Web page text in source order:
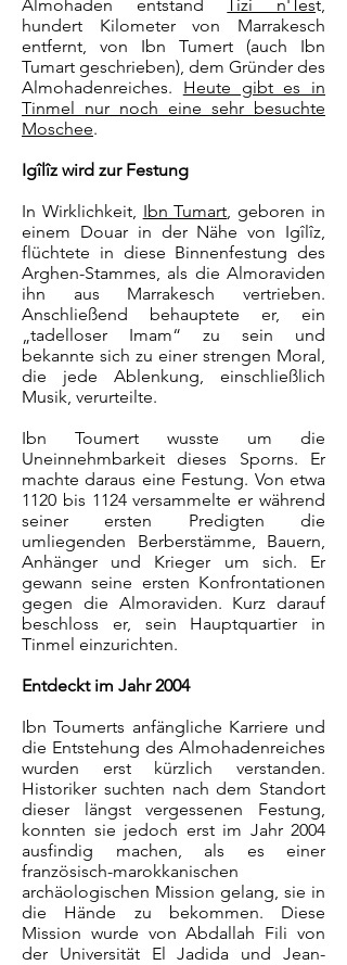
Almohaden entstand Tizi n'Test,
hundert Kilometer von Marrakesch
entfernt, von Ibn Tumert (auch Ibn
Tumart geschrieben), dem Gründer des
Almohadenreiches. Heute gibt es in
Tinmel nur noch eine sehr besuchte
Moschee.
Igîlîz wird zur Festung
In Wirklichkeit, Ibn Tumart, geboren in
einem Douar in der Nähe von Igîlîz,
flüchtete in diese Binnenfestung des
Arghen-Stammes, als die Almoraviden
ihn aus Marrakesch vertrieben.
Anschließend behauptete er, ein
„tadelloser Imam“ zu sein und
bekannte sich zu einer strengen Moral,
die jede Ablenkung, einschließlich
Musik, verurteilte.
Ibn Toumert wusste um die
Uneinnehmbarkeit dieses Sporns. Er
machte daraus eine Festung. Von etwa
1120 bis 1124 versammelte er während
seiner ersten Predigten die
umliegenden Berberstämme, Bauern,
Anhänger und Krieger um sich. Er
gewann seine ersten Konfrontationen
gegen die Almoraviden. Kurz darauf
beschloss er, sein Hauptquartier in
Tinmel einzurichten.
Entdeckt im Jahr 2004
Ibn Toumerts anfängliche Karriere und
die Entstehung des Almohadenreiches
wurden erst kürzlich verstanden.
Historiker suchten nach dem Standort
dieser längst vergessenen Festung,
konnten sie jedoch erst im Jahr 2004
ausfindig machen, als es einer
französisch-marokkanischen
archäologischen Mission gelang, sie in
die Hände zu bekommen. Diese
Mission wurde von Abdallah Fili von
der Universität El Jadida und Jean-